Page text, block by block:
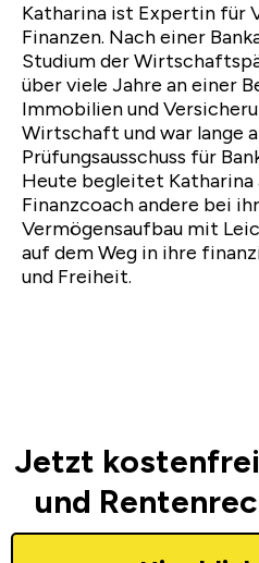
Katharina ist Expertin für
Finanzen. Nach einer
Studium der
über viele Jahre an einer
Immobilien und
Wirtschaft und war lange
Prüfungsausschuss für
Heute begleitet Katharina
Finanzcoach andere bei
Vermögensaufbau mit
auf dem Weg in ihre
und Freiheit.
Jetzt
und